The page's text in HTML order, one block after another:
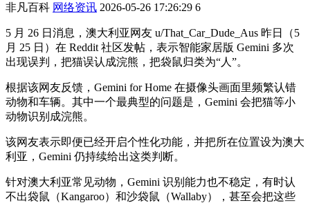
非凡百科 网络资讯 2026-05-26 17:26:29 6
5 月 26 日消息，澳大利亚网友 u/That_Car_Dude_Aus 昨日（5
月 25 日）在 Reddit 社区发帖，表示智能家居版 Gemini 多次
出现误判，把猫误认成浣熊，把袋鼠归类为“人”。
根据该网友反馈，Gemini for Home 在摄像头画面里频繁认错
动物和车辆。其中一个最典型的问题是，Gemini 会把猫等小
动物识别成浣熊。
该网友表示即便已经开启个性化功能，并把所在位置设为澳大
利亚，Gemini 仍持续给出这类判断。
针对澳大利亚常见动物，Gemini 识别能力也不稳定，有时认
不出袋鼠（Kangaroo）和沙袋鼠（Wallaby），甚至会把这些